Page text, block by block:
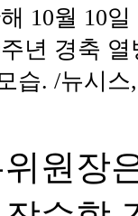
10월 10
년 경축
습. /뉴시
원장